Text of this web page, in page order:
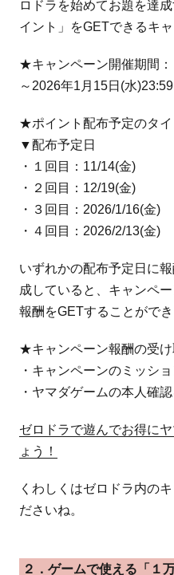
ロドラを始めてお題を達
イント」をGETできるキ
★キャンペーン開催期間：
～2026年1月15日(水
★ポイント配布予定のタイ
▼配布予定日
・１回目：11/14(金)
・２回目：12/19(金)
・３回目：2026/1/16(金)
・４回目：2026/2/13(金)
いずれかの配布予定日に
成していると、キャンペ
報酬をGETすることができ
★キャンペーン報酬の受
・キャンペーンのミッシ
・ヤマダゲームの本人確
ゼロドラで遊んでお得に
ょう！
くわしくはゼロドラ内の
ださいね。
２．ゲームで使える「１